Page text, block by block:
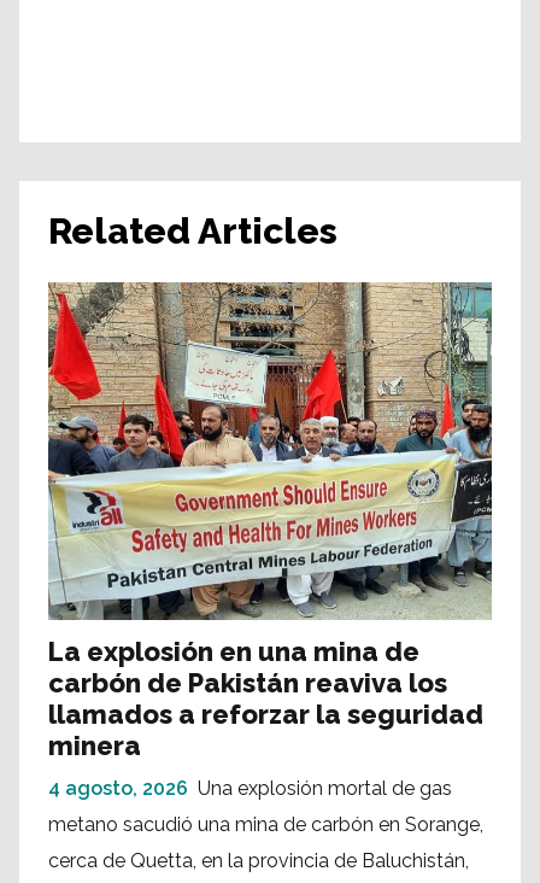
Related Articles
La explosión en una mina de
carbón de Pakistán reaviva los
llamados a reforzar la seguridad
minera
4 agosto, 2026 Una explosión mortal de gas
metano sacudió una mina de carbón en Sorange,
cerca de Quetta, en la provincia de Baluchistán,